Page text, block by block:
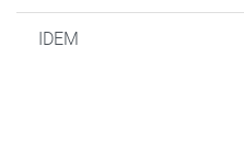
IDEM